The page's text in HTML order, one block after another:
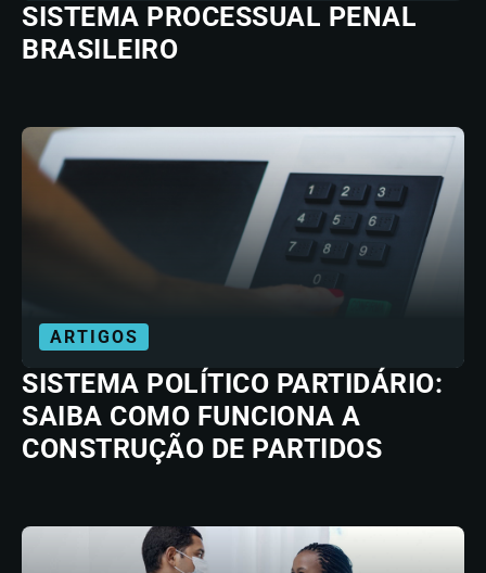
SISTEMA PROCESSUAL PENAL
BRASILEIRO
ARTIGOS
SISTEMA POLÍTICO PARTIDÁRIO:
SAIBA COMO FUNCIONA A
CONSTRUÇÃO DE PARTIDOS